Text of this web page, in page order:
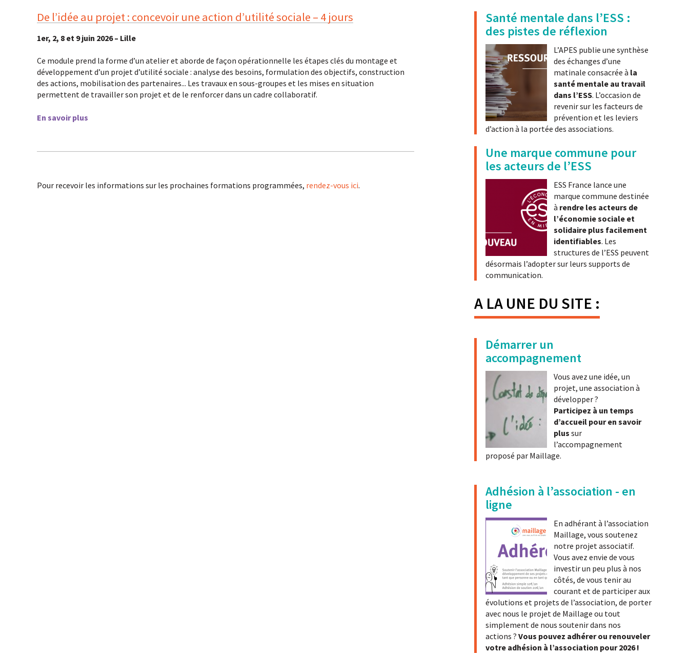
De l’idée au projet : concevoir une action d’utilité sociale – 4 jours
1er, 2, 8 et 9 juin 2026 – Lille
Ce module prend la forme d’un atelier et aborde de façon opérationnelle les étapes clés du montage et
développement d’un projet d’utilité sociale : analyse des besoins, formulation des objectifs, construction
des actions, mobilisation des partenaires... Les travaux en sous-groupes et les mises en situation
permettent de travailler son projet et de le renforcer dans un cadre collaboratif.
En savoir plus
Pour recevoir les informations sur les prochaines formations programmées, rendez-vous ici.
Santé mentale dans l’ESS :
des pistes de réflexion
L’APES publie une synthèse
des échanges d’une
matinale consacrée à la
santé mentale au travail
dans l’ESS. L’occasion de
revenir sur les facteurs de
prévention et les leviers
d’action à la portée des associations.
Une marque commune pour
les acteurs de l’ESS
ESS France lance une
marque commune destinée
à rendre les acteurs de
l’économie sociale et
solidaire plus facilement
identifiables. Les
structures de l’ESS peuvent
désormais l’adopter sur leurs supports de
communication.
A LA UNE DU SITE :
Démarrer un
accompagnement
Vous avez une idée, un
projet, une association à
développer ?
Participez à un temps
d’accueil pour en savoir
plus sur
l’accompagnement
proposé par Maillage.
Adhésion à l’association - en
ligne
En adhérant à l’association
Maillage, vous soutenez
notre projet associatif.
Vous avez envie de vous
investir un peu plus à nos
côtés, de vous tenir au
courant et de participer aux
évolutions et projets de l’association, de porter
avec nous le projet de Maillage ou tout
simplement de nous soutenir dans nos
actions ?Vous pouvez adhérer ou renouveler
votre adhésion à l’association pour 2026 !